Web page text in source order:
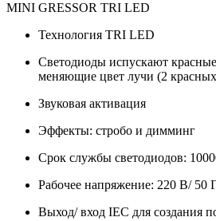
MINI GRESSOR TRI LED
Технология TRI LED
Светодиоды испускают
меняющие цвет лучи (2
Звуковая активация
Эффекты: стробо и димминг
Срок службы светодиодов:
Рабочее напряжение: 220 В/ 50
Выход/ вход IEC для создания